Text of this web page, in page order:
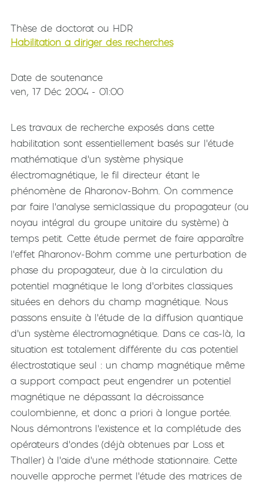
Thèse de doctorat ou HDR
Habilitation à diriger des recherches
Date de soutenance
ven, 17 Déc 2004 - 01:00
Les travaux de recherche exposés dans cette
habilitation sont essentiellement basés sur l'étude
mathématique d'un système physique
électromagnétique, le fil directeur étant le
phénomène de Aharonov-Bohm. On commence
par faire l'analyse semiclassique du propagateur (ou
noyau intégral du groupe unitaire du système) à
temps petit. Cette étude permet de faire apparaître
l'effet Aharonov-Bohm comme une perturbation de
phase du propagateur, due à la circulation du
potentiel magnétique le long d'orbites classiques
situées en dehors du champ magnétique. Nous
passons ensuite à l'étude de la diffusion quantique
d'un système électromagnétique. Dans ce cas-là, la
situation est totalement différente du cas potentiel
électrostatique seul : un champ magnétique même
a support compact peut engendrer un potentiel
magnétique ne dépassant la décroissance
coulombienne, et donc a priori à longue portée.
Nous démontrons l'existence et la complétude des
opérateurs d'ondes (déjà obtenues par Loss et
Thaller) à l'aide d'une méthode stationnaire. Cette
nouvelle approche permet l'étude des matrices de